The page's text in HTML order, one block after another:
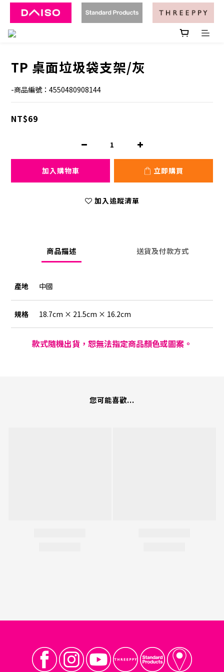
TP 桌面垃圾袋支架/灰
-商品編號：4550480908144
NT$69
加入購物車 立即購買
加入追蹤清單
商品描述 送貨及付款方式
產地 中國
規格 18.7cm × 21.5cm × 16.2cm
款式隨機出貨，恕無法指定商品顏色或圖案。
您可能喜歡...